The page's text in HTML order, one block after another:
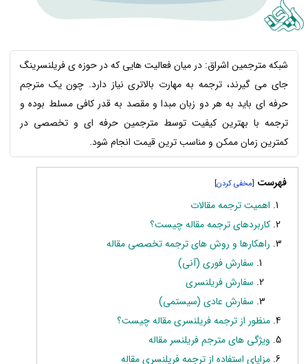
شبکه مترجمین اشراق: در میان فعالیت هایی که در حوزه ی فریلنسرینگ
جای می گیرند، ترجمه به مهارت بالاتری نیاز دارد. چون یک مترجم
حرفه ای باید به هر دو زبان مبدا و مقصد به قدر کافی مسلط بوده و
ترجمه با بهترین کیفیت توسط مترجمین حرفه ای و تخصصی در
کمترین زمان ممکن و مناسب ترین قیمت انجام شود.
فهرست [
]
اهمیت ترجمه مقالات
کاربردهای ترجمه مقاله چیست؟
راهکارها و روش های ترجمه تخصصی مقاله
سفارش فوری (آنی)
سفارش فریلنسری
سفارش عادی (سیستمی)
منظور از ترجمه فریلنسری مقاله چیست؟
ویژگی های مترجم فریلنسر مقاله
مزایای استفاده از ترجمه فریلنسری مقاله